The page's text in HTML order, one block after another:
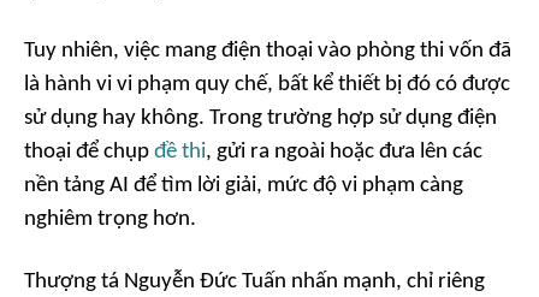
Tuy nhiên, việc mang điện thoại vào phòng thi vốn đã
là hành vi vi phạm quy chế, bất kể thiết bị đó có được
sử dụng hay không. Trong trường hợp sử dụng điện
thoại để chụp đề thi, gửi ra ngoài hoặc đưa lên các
nền tảng AI để tìm lời giải, mức độ vi phạm càng
nghiêm trọng hơn.
Thượng tá Nguyễn Đức Tuấn nhấn mạnh, chỉ riêng